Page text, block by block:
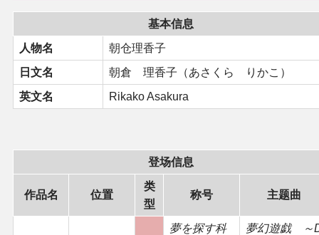
基本信息
人物名
朝仓理香子
日文名
朝倉 理香子（あさくら りかこ）
英文名
Rikako Asakura
登场信息
作品名 位置
类
型
称号 主题曲
夢を探す科
夢幻遊戯 ～
游戏攻略
东方相关活动
二次创作与活动
展会及活动导航